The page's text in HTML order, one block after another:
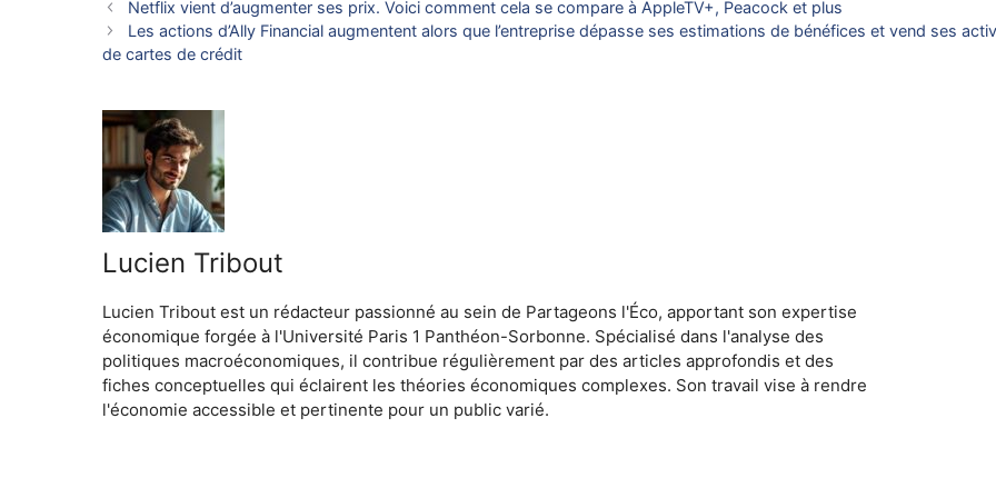
Netflix vient d’augmenter ses prix. Voici comment cela se compare à AppleTV+, Peacock et plus
Les actions d’Ally Financial augmentent alors que l’entreprise dépasse ses estimations de bénéfices et vend ses
de cartes de crédit
Lucien Tribout
Lucien Tribout est un rédacteur passionné au sein de Partageons l'Éco, apportant son expertise
économique forgée à l'Université Paris 1 Panthéon-Sorbonne. Spécialisé dans l'analyse des
politiques macroéconomiques, il contribue régulièrement par des articles approfondis et des
fiches conceptuelles qui éclairent les théories économiques complexes. Son travail vise à rendre
l'économie accessible et pertinente pour un public varié.